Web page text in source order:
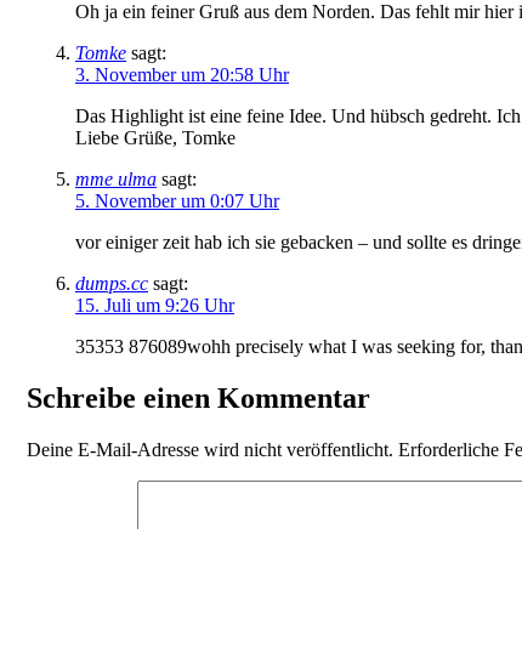
Oh ja ein feiner Gruß aus dem Norden. Das fehlt mir hier
Tomke sagt:
3. November um 20:58 Uhr
Das Highlight ist eine feine Idee. Und hübsch gedreht.
Liebe Grüße, Tomke
mme ulma sagt:
5. November um 0:07 Uhr
vor einiger zeit hab ich sie gebacken – und sollte es
dumps.cc sagt:
15. Juli um 9:26 Uhr
35353 876089wohh precisely what I was seeking for,
Schreibe einen Kommentar
Deine E-Mail-Adresse wird nicht veröffentlicht. Erforderliche